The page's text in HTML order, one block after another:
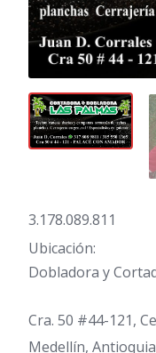
3.178.089.811
Ubicación:
Dobladora y
Cra. 50 #44-121,
Medellín, Antioquia